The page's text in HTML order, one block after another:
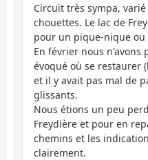
Circuit très sympa,
chouettes. Le lac de
pour un pique-nique
En février nous n'avons
évoqué où se restaurer
et il y avait pas mal de
glissants.
Nous étions un peu
Freydière et pour en
chemins et les
clairement.